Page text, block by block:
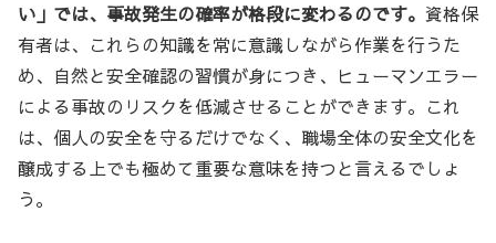
い」では、事故発生の確率が格段に変わるのです。 資格保
有者は、これらの知識を常に意識しながら作業を行うた
め、自然と安全確認の習慣が身につき、ヒューマンエラー
による事故のリスクを低減させることができます。これ
は、個人の安全を守るだけでなく、職場全体の安全文化を
醸成する上でも極めて重要な意味を持つと言えるでしょ
う。